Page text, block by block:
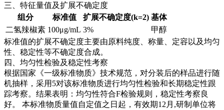
三、特征量值及扩展不确定度
组分
标准值 扩展不确定度(k=2) 基体
二氢辣椒素 100μg/mL 3%
甲醇
标准值的扩展不确定度主要由原料纯度、称量、定容以及均匀
性、稳定性等不确定度合成。
四、均匀性检验及稳定性考察
根据国家《一级标准物质》技术规范，对分装后的样品进行随
机抽样，采用5对该标准物质进行均匀性检验和长期稳定性跟
踪考察。结果表明：均匀性符合F检验规则，稳定性考察良
好。 本标准物质量值自定值之日起，有效期12月,研制单位将